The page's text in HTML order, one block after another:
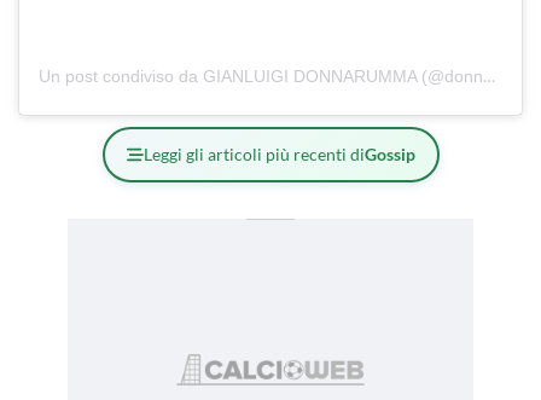
Un post condiviso da GIANLUIGI DONNARUMMA (@donnarumma)
Leggi gli articoli più recenti diGossip